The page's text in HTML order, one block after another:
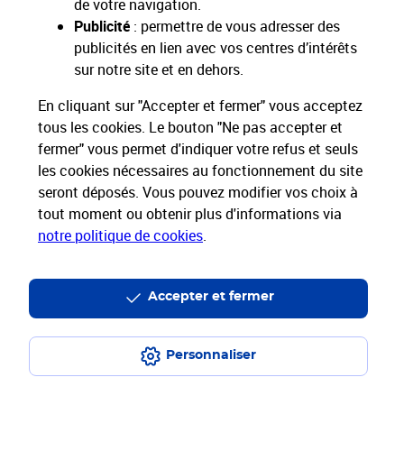
de votre navigation.
Publicité : permettre de vous adresser des
publicités en lien avec vos centres d’intérêts
sur notre site et en dehors.
En cliquant sur "Accepter et fermer" vous acceptez
tous les cookies. Le bouton "Ne pas accepter et
fermer" vous permet d'indiquer votre refus et seuls
les cookies nécessaires au fonctionnement du site
seront déposés. Vous pouvez modifier vos choix à
tout moment ou obtenir plus d'informations via
notre politique de cookies.
Personnaliser
Accepter et fermer
Livraison offerte dès 25€ d'achat
Hors livres et hors produits marketplace
Nos engagements
sociétaux et environnementaux
Restons connectés